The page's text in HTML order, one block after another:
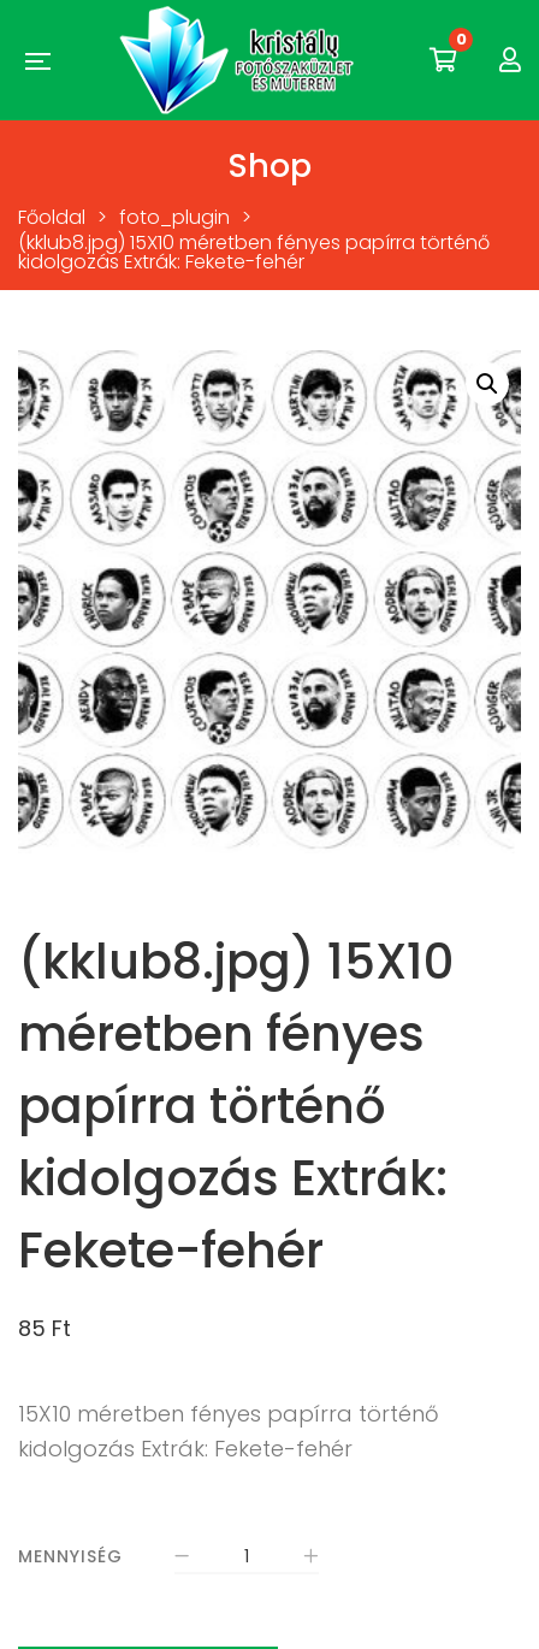
0
Shop
Főoldal > foto_plugin >
(kklub8.jpg) 15X10 méretben fényes papírra történő
kidolgozás Extrák: Fekete-fehér
(kklub8.jpg) 15X10
méretben fényes
papírra történő
kidolgozás Extrák:
Fekete-fehér
85 Ft
15X10 méretben fényes papírra történő
kidolgozás Extrák: Fekete-fehér
MENNYISÉG